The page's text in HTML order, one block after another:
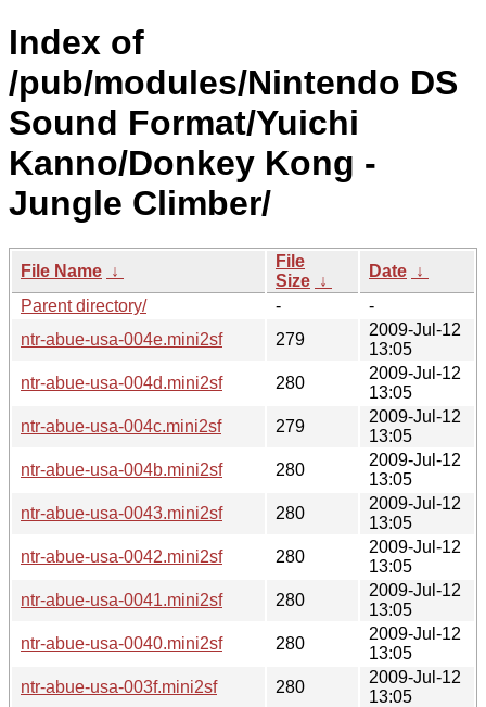
Index of
/pub/modules/Nintendo DS
Sound Format/Yuichi
Kanno/Donkey Kong -
Jungle Climber/
File Name ↓
File
Size ↓
Date ↓
Parent directory/
-
-
ntr-abue-usa-004e.mini2sf
279
2009-Jul-12
13:05
ntr-abue-usa-004d.mini2sf
280
2009-Jul-12
13:05
ntr-abue-usa-004c.mini2sf
279
2009-Jul-12
13:05
ntr-abue-usa-004b.mini2sf
280
2009-Jul-12
13:05
ntr-abue-usa-0043.mini2sf
280
2009-Jul-12
13:05
ntr-abue-usa-0042.mini2sf
280
2009-Jul-12
13:05
ntr-abue-usa-0041.mini2sf
280
2009-Jul-12
13:05
ntr-abue-usa-0040.mini2sf
280
2009-Jul-12
13:05
ntr-abue-usa-003f.mini2sf
280
2009-Jul-12
13:05